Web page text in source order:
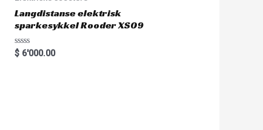
Langdistanse elektrisk
sparkesykkel Rooder XS09
R
a
$6'000.00